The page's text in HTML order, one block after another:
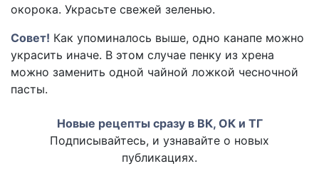
окорока. Украсьте свежей зеленью.
Совет! Как упоминалось выше, одно канапе можно
украсить иначе. В этом случае пенку из хрена
можно заменить одной чайной ложкой чесночной
пасты.
Новые рецепты сразу в ВК, ОК и ТГ
Подписывайтесь, и узнавайте о новых
публикациях.